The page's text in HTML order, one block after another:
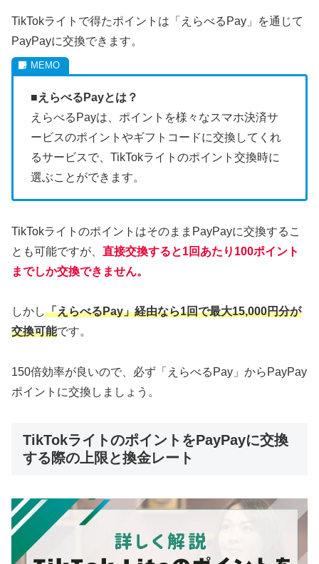
TikTokライトで得たポイントは「えらべるPay」を通じて
PayPayに交換できます。
■えらべるPayとは？
えらべるPayは、ポイントを様々なスマホ決済サ
ービスのポイントやギフトコードに交換してくれ
るサービスで、TikTokライトのポイント交換時に
選ぶことができます。
TikTokライトのポイントはそのままPayPayに交換するこ
とも可能ですが、 直接交換すると1回あたり100ポイント
までしか交換できません。
しかし「えらべるPay」経由なら1回で最大15,000円分が
交換可能です。
150倍効率が良いので、必ず「えらべるPay」からPayPay
ポイントに交換しましょう。
TikTokライトのポイントをPayPayに交換
する際の上限と換金レート